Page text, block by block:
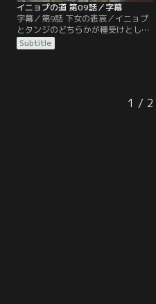
イニョプの道 第09話／字幕
字幕／第9話 下女の悲哀／イニョプ
とタンジのどちらかが種受けとして
売られることになり、その選択を任
された2人は窮地に陥る。イニョプ
たカン氏はタンジを行かせるよう細
工せよとケットンを脅迫する。そん
Subtitle
1